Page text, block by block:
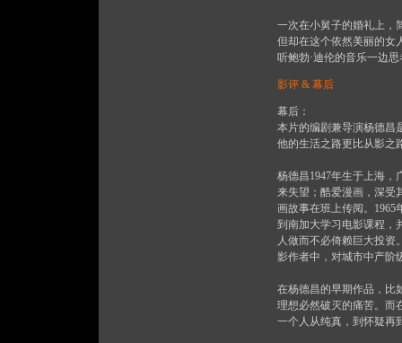
一次在小舅子的婚礼上，
但却在这个依然美丽的女
听鲍勃·迪伦的音乐一边
影评 & 幕后
幕后：
本片的编剧兼导演杨德昌
他的生活之路更比从影之
杨德昌1947年生于上海，
来失望；酷爱漫画，深受
画故事在班上传阅。1965
到南加大学习电影课程
人做而不必倚赖巨大投资
影作者中，对城市中产阶
在杨德昌的早期作品，比
理想必然破灭的痛苦。而
一个人从纯真，到怀疑再